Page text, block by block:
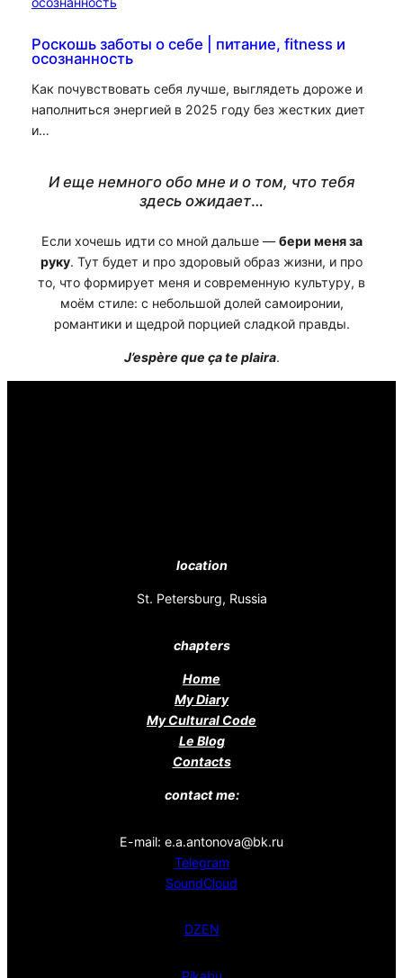
Роскошь заботы о себе | питание, fitness и
осознанность
Как почувствовать себя лучше, выглядеть дороже и
наполниться энергией в 2025 году без жестких диет
и…
И еще немного обо мне и о том, что тебя
здесь ожидает…
Если хочешь идти со мной дальше —бери меня за
руку. Тут будет и про здоровый образ жизни, и про
то, что формирует меня и современную культуру, в
моём стиле: с небольшой долей самоиронии,
романтики и щедрой порцией сладкой правды.
J’espère que ça te plaira.
location
St. Petersburg, Russia
chapters
Home
My Diary
My Cultural Code
Le Blog
Contacts
contact me:
E-mail: e.a.antonova@bk.ru
Telegram
SoundCloud
DZEN